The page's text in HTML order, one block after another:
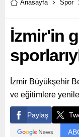
Anasayfa Spor
İzmir'in
İzmir Büyükşehir
ve eğitimlere
Paylaş